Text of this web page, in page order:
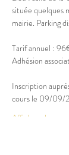
située quelques
mairie. Parking
Tarif annuel :
Adhésion
Inscription
cours le 09/09/
Afficher plus